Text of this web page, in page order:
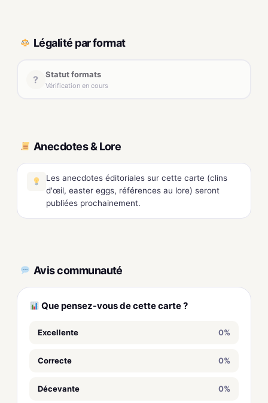
Légalité par format
? Statut formats
Vérification en cours
Anecdotes & Lore
Les anecdotes éditoriales sur cette carte (clins
d'œil, easter eggs, références au lore) seront
publiées prochainement.
Avis communauté
Que pensez-vous de cette carte ?
Excellente 0%
Correcte 0%
Décevante 0%